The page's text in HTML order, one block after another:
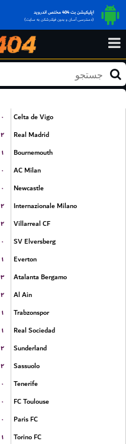
اپلیکیشن بت 404 مختص اندروید
(دسترسی آسان و بدون فیلترشکن به سایت)
۰
Celta de Vigo
۲
Real Madrid
۱
Bournemouth
۰
AC Milan
۰
Newcastle
۲
Internazionale Milano
۲
Villarreal CF
۰
SV Elversberg
۱
Everton
۳
Atalanta Bergamo
۲
Al Ain
۱
Trabzonspor
۱
Real Sociedad
۲
Sunderland
۲
Sassuolo
۰
Tenerife
۰
FC Toulouse
۰
Paris FC
۱
Torino FC